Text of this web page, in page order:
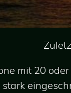
mit 20